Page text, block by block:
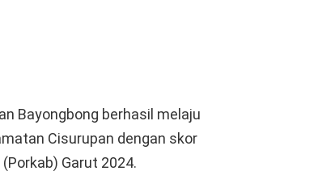
Bayongbong berhasil melaju
Cisurupan dengan skor
Garut 2024.